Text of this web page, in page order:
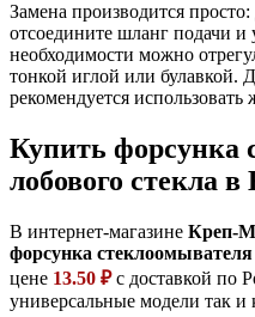
Замена производится
отсоедините шланг подачи и
необходимости можно
тонкой иглой или булавкой.
рекомендуется
Купить форсунка
лобового стекла
В интернет-магазине Креп-
форсунка стеклоомывателя
цене 13.50 ₽с доставкой по
универсальные модели так